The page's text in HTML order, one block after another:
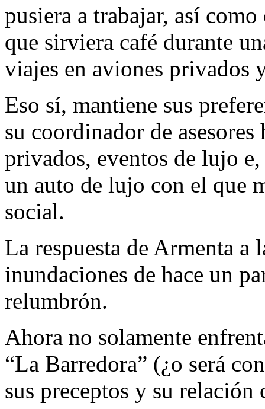
pusiera a trabajar, así
que sirviera café durante
viajes en aviones privados
Eso sí, mantiene sus
su coordinador de
privados, eventos de lujo
un auto de lujo con el que
social.
La respuesta de Armenta a
inundaciones de hace un
relumbrón.
Ahora no solamente
“La Barredora” (¿o será
sus preceptos y su